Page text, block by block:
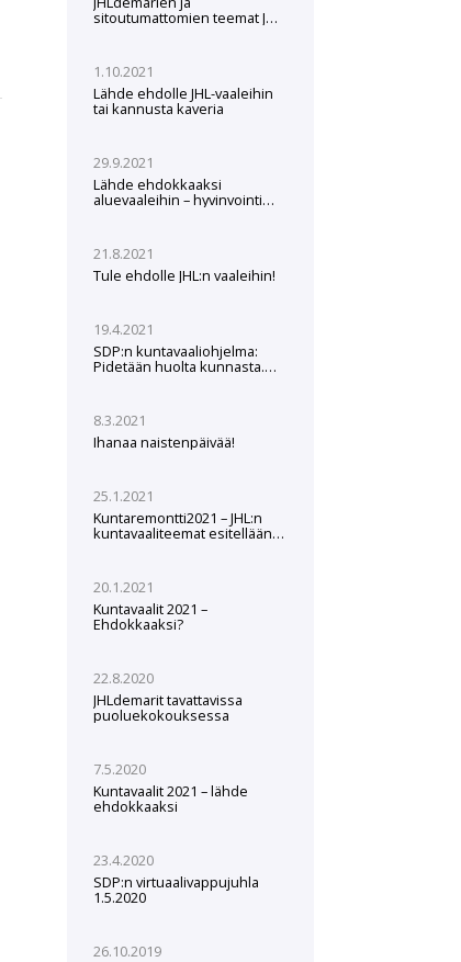
sitoutumattomien teemat JHL-
1.10.2021
Lähde ehdolle JHL-vaaleihin
tai kannusta kaveria
29.9.2021
Lähde ehdokkaaksi
aluevaaleihin – hyvinvointi
21.8.2021
Tule ehdolle JHL:n vaaleihin!
19.4.2021
SDP:n kuntavaaliohjelma:
Pidetään huolta kunnasta.
8.3.2021
Ihanaa naistenpäivää!
25.1.2021
Kuntaremontti2021 – JHL:n
kuntavaaliteemat esitellään
20.1.2021
Kuntavaalit 2021 –
Ehdokkaaksi?
22.8.2020
JHLdemarit tavattavissa
puoluekokouksessa
7.5.2020
Kuntavaalit 2021 – lähde
ehdokkaaksi
23.4.2020
SDP:n virtuaalivappujuhla
1.5.2020
26.10.2019